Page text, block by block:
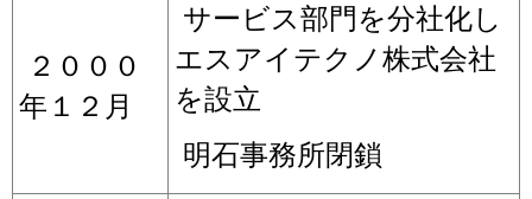
２０００
年１２月
サービス部門を分社化し
エスアイテクノ株式会社
を設立
明石事務所閉鎖